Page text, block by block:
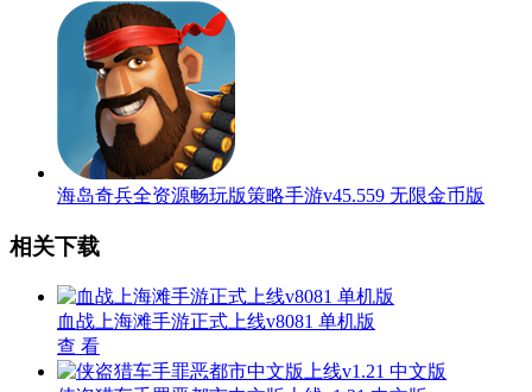
海岛奇兵全资源畅玩版策略手游v45.559 无限金币版
相关下载
血战上海滩手游正式上线v8081 单机版
查 看